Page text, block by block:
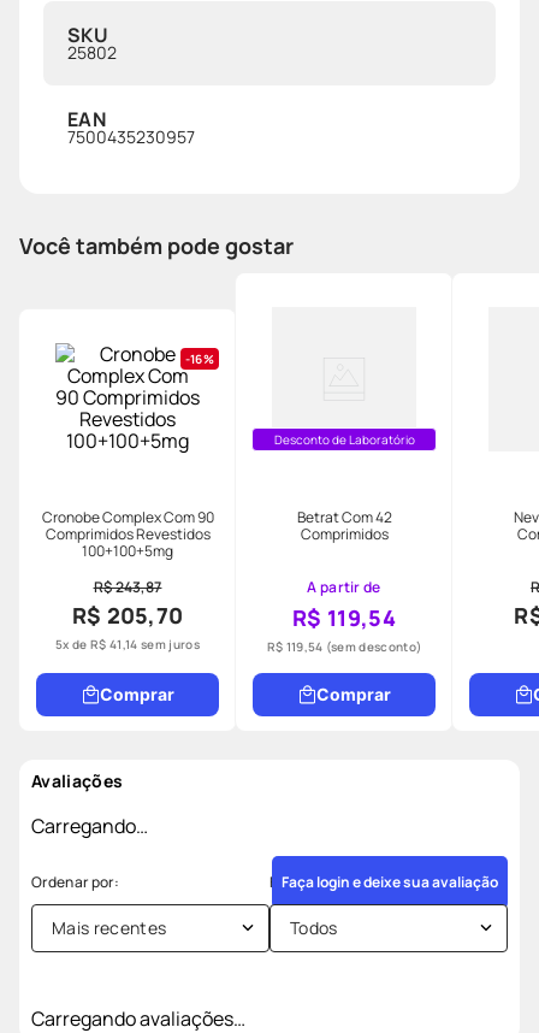
SKU
25802
EAN
7500435230957
Você também pode gostar
16%
Cronobe Complex Com 90
Comprimidos Revestidos
100+100+5mg
R$ 243,87
R$ 205,70
5x deR$ 41,14 sem juros
Comprar
Desconto de Laboratório
Betrat Com 42
Comprimidos
A partir de
R$ 119,54
R$ 119,54 (sem desconto)
Comprar
Avaliações
Carregando…
Faça login e deixe sua avaliação
Mais recentes Todos
Carregando avaliações…